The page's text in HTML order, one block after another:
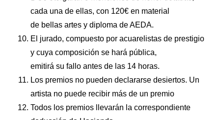
cada una de ellas, con 120€ en material
de bellas artes y diploma de AEDA.
El jurado, compuesto por acuarelistas de prestigio
y cuya composición se hará pública,
emitirá su fallo antes de las 14 horas.
Los premios no pueden declararse desiertos. Un
artista no puede recibir más de un premio
Todos los premios llevarán la correspondiente